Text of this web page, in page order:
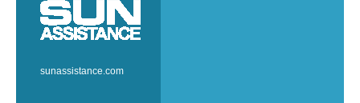
sunassistance.com